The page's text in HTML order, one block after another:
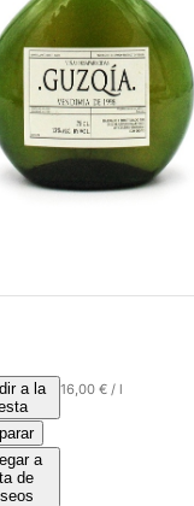
16,00€/ l
a la
a
de